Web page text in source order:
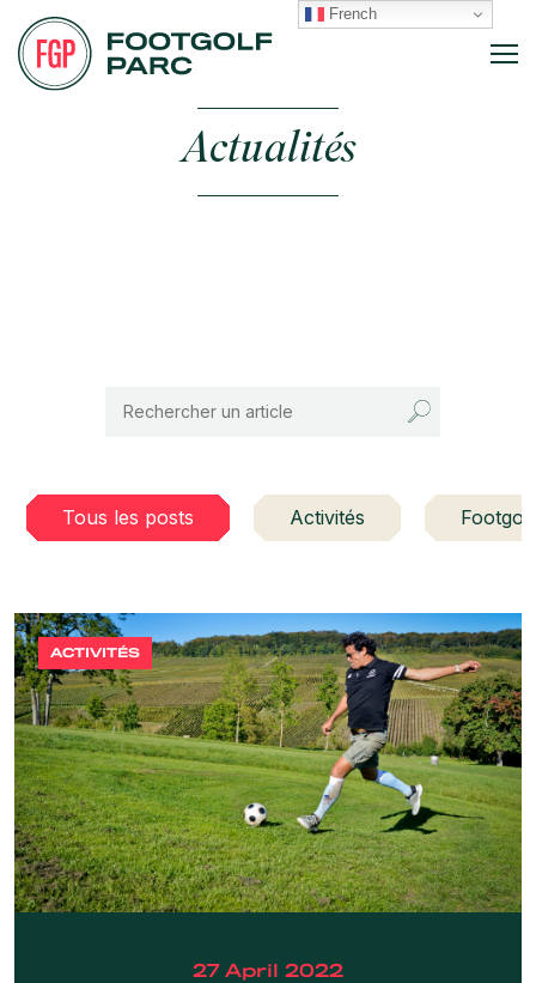
Actualités
Tous les posts Activités Footgolf
ACTIVITÉS
27 April 2022
French